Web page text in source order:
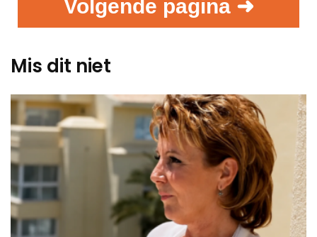
Volgende pagina ➜
Mis dit niet